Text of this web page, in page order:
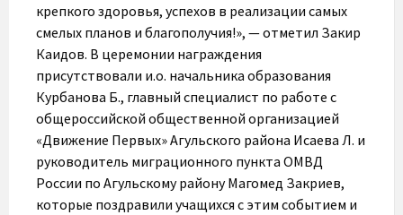
крепкого здоровья, успехов в реализации самых
смелых планов и благополучия!», — отметил Закир
Каидов. В церемонии награждения
присутствовали и.о. начальника образования
Курбанова Б., главный специалист по работе с
общероссийской общественной организацией
«Движение Первых» Агульского района Исаева Л. и
руководитель миграционного пункта ОМВД
России по Агульскому району Магомед Закриев,
которые поздравили учащихся с этим событием и